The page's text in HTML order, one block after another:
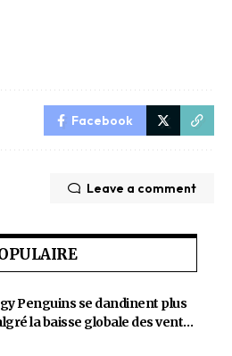
Facebook
Leave a comment
Penguins se dandinent plus
la baisse globale des ventes